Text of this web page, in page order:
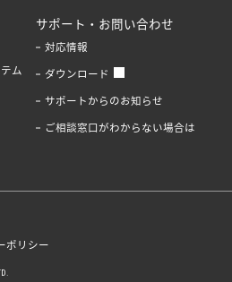
ム
サポート・お問い合わせ
対応情報
ダウンロード
サポートからのお知らせ
ご相談窓口がわからない場合は
ポリシー